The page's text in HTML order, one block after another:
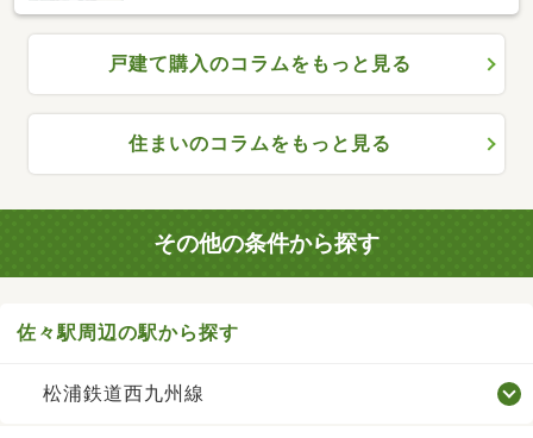
戸建て購入のコラムをもっと見る
住まいのコラムをもっと見る
その他の条件から探す
佐々駅周辺の駅から探す
松浦鉄道西九州線